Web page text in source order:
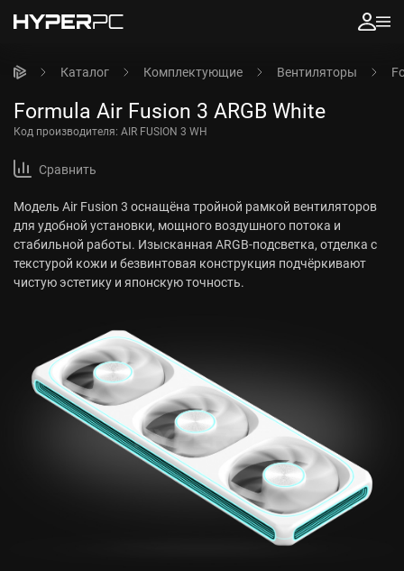
Каталог Комплектующие Вентиляторы
Formula Air Fusion 3 ARGB White
Код производителя: AIR FUSION 3 WH
Сравнить
Модель Air Fusion 3 оснащёна тройной рамкой вентиляторов
для удобной установки, мощного воздушного потока и
стабильной работы. Изысканная ARGB-подсветка, отделка с
текстурой кожи и безвинтовая конструкция подчёркивают
чистую эстетику и японскую точность.